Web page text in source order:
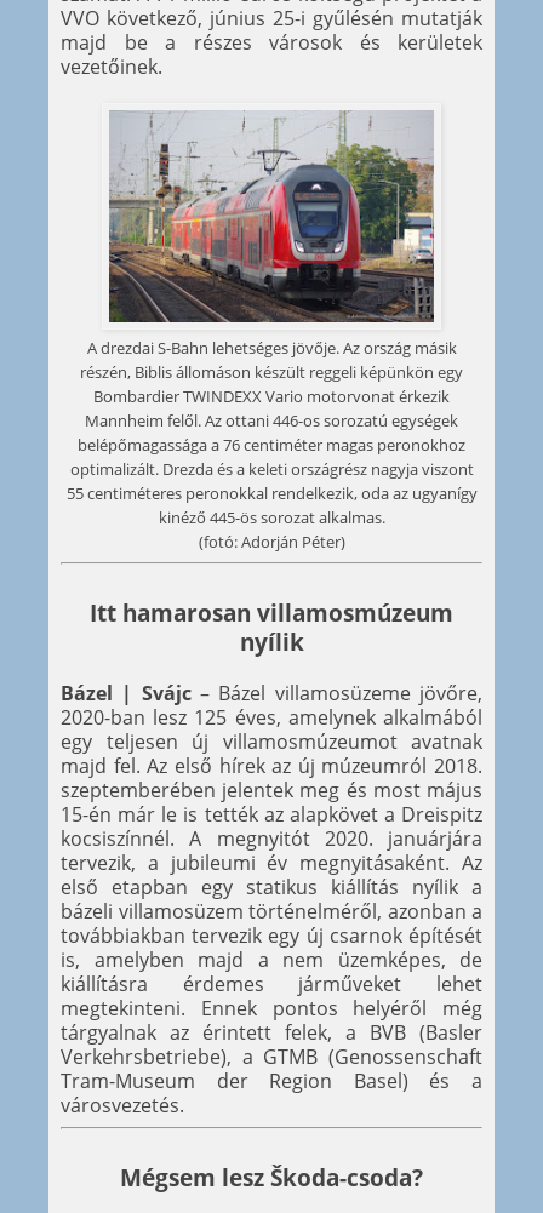
VVO következő, június 25-i gyűlésén mutatják
majd be a részes városok és kerületek
vezetőinek.
A drezdai S-Bahn lehetséges jövője. Az ország másik
részén, Biblis állomáson készült reggeli képünkön egy
Bombardier TWINDEXX Vario motorvonat érkezik
Mannheim felől. Az ottani 446-os sorozatú egységek
belépőmagassága a 76 centiméter magas peronokhoz
optimalizált. Drezda és a keleti országrész nagyja viszont
55 centiméteres peronokkal rendelkezik, oda az ugyanígy
kinéző 445-ös sorozat alkalmas.
(fotó: Adorján Péter)
Itt hamarosan villamosmúzeum
nyílik
Bázel | Svájc– Bázel villamosüzeme jövőre,
2020-ban lesz 125 éves, amelynek alkalmából
egy teljesen új villamosmúzeumot avatnak
majd fel. Az első hírek az új múzeumról 2018.
szeptemberében jelentek meg és most május
15-én már le is tették az alapkövet a Dreispitz
kocsiszínnél. A megnyitót 2020. januárjára
tervezik, a jubileumi év megnyitásaként. Az
első etapban egy statikus kiállítás nyílik a
bázeli villamosüzem történelméről, azonban a
továbbiakban tervezik egy új csarnok építését
is, amelyben majd a nem üzemképes, de
kiállításra érdemes járműveket lehet
megtekinteni. Ennek pontos helyéről még
tárgyalnak az érintett felek, a BVB (Basler
Verkehrsbetriebe), a GTMB (Genossenschaft
Tram-Museum der Region Basel) és a
városvezetés.
Mégsem lesz Škoda-csoda?